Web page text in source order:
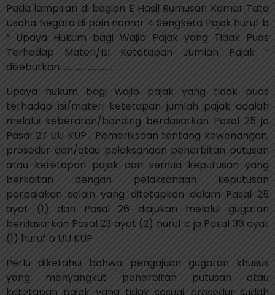
Pada lampiran di bagian E Hasil Rumusan Kamar Tata
Usaha Negara di poin nomor 4 Sengketa Pajak huruf b
“ Upaya Hukum bagi Wajib Pajak yang Tidak Puas
Terhadap Materi/Isi Ketetapan Jumlah Pajak “
disebutkan ………………………
Upaya hukum bagi wajib pajak yang tidak puas
terhadap isi/materi ketetapan jumlah pajak adalah
melalui keberatan/banding berdasarkan Pasal 25 jo
Pasal 27 UU KUP . Pemeriksaan tentang kewenangan,
prosedur dan/atau pelaksanaan penerbitan putusan
atau ketetapan pajak dan semua keputusan yang
berkaitan dengan pelaksanaan keputusan
perpajakan selain yang ditetapkan dalam Pasal 25
ayat (1) dan Pasal 26 diajukan melalui gugatan
berdasarkan Pasal 23 ayat (2) huruf c jo Pasal 36 ayat
(1) huruf b UU KUP
Perlu diketahui bahwa pengajuan gugatan khusus
yang menyangkut penerbitan putusan atau
ketetapan pajak yang tidak sesuai prosedur sudah